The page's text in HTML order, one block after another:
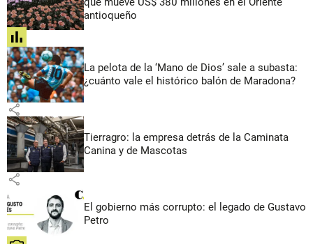
antioqueño
share
La pelota de la ‘Mano de Dios’ sale a subasta:
¿cuánto vale el histórico balón de Maradona?
share
Tierragro: la empresa detrás de la Caminata
Canina y de Mascotas
share
El gobierno más corrupto: el legado de Gustavo
Petro